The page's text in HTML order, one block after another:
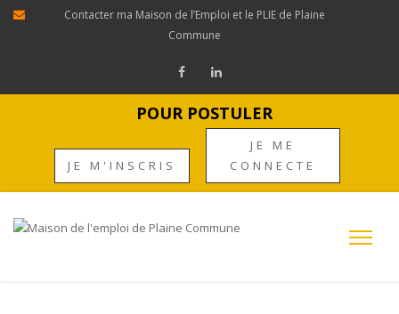
Contacter ma Maison de l’Emploi et le PLIE de Plaine
Commune
POUR POSTULER
JE M'INSCRIS
JE ME
CONNECTE